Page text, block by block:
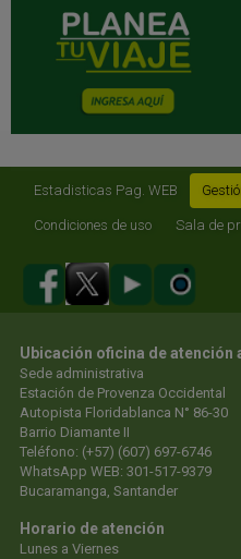
Estadisticas Pag. WEB
Condiciones de uso Sala de
Ubicación oficina de atención
Sede administrativa
Estación de Provenza Occidental
Autopista Floridablanca N° 86-30
Barrio Diamante II
Teléfono: (+57) (607) 697-6746
WhatsApp WEB: 301-517-9379
Bucaramanga, Santander
Horario de atención
Lunes a Viernes